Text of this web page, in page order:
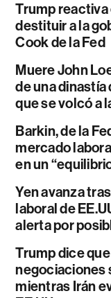
Trump
destituir a la
Cook de la Fed
Muere John
de una
que se volcó a
Barkin, de la
mercado
en un
Yen avanza
laboral de
alerta por
Trump dice
negociaciones
mientras Irán